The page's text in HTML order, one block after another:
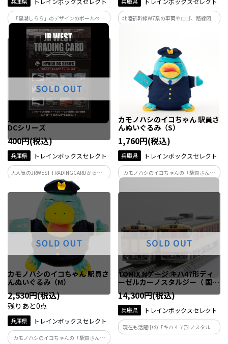
「黒潮しらら」のデザインのボールペン
です。/赤制服（和歌山駅）※ボールペン
の芯は黒色です。
北陸新幹線W7系の車両やロゴ、路線図を
JRWEST TRADINGCARD 兵庫
DCシリーズ
400円(税込)
兵庫県 トレインボックスセレクト
大人気のJRWEST TRADINGCARDからつい
に第２弾兵庫DCシリーズが登場！お見逃
しなく！
カモノハシのイコちゃん 駅員さ
んぬいぐるみ（S）
1,760円(税込)
兵庫県 トレインボックスセレクト
カモノハシのイコちゃんの「駅員さん」
の「ICOCAカード」を持った可愛いぬい
カモノハシのイコちゃん 駅員さ
んぬいぐるみ（M）
2,530円(税込)
残りあと0点
兵庫県 トレインボックスセレクト
カモノハシのイコちゃんの「駅員さん」
TOMIX Nゲージ キハ47形ディ
ーゼルカーノスタルジー（ 国鉄
急行色）
14,300円(税込)
兵庫県 トレインボックスセレクト
現在も活躍中の「キハ４７形 ノスタルジ
ー」を商品化しました。昔懐かしい国鉄